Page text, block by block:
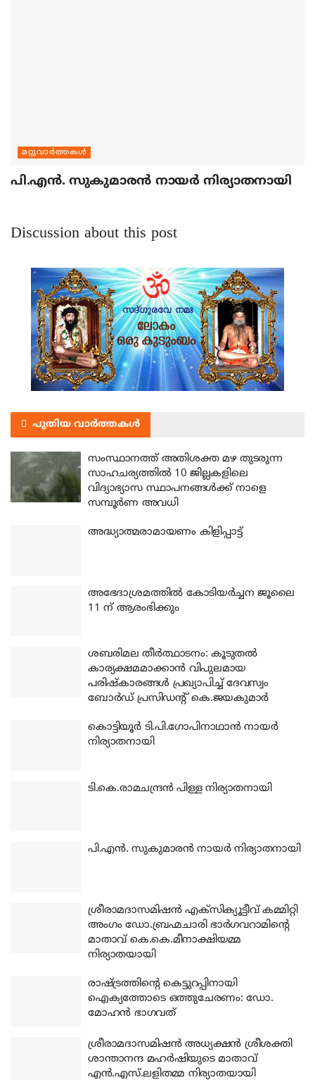
മറ്റുവാര്‍ത്തകള്‍
പി.എന്‍. സുകുമാരന്‍ നായര്‍ നിര്യാതനായി
Discussion about this post
പുതിയ വാർത്തകൾ
സംസ്ഥാനത്ത് അതിശക്ത മഴ തുടരുന്ന
സാഹചര്യത്തിൽ 10 ജില്ലകളിലെ
വിദ്യാഭ്യാസ സ്ഥാപനങ്ങൾക്ക് നാളെ
സമ്പൂർണ അവധി
അദ്ധ്യാത്മരാമായണം കിളിപ്പാട്ട്
അഭേദാശ്രമത്തില്‍ കോടിയര്‍ച്ചന ജൂലൈ
11 ന് ആരംഭിക്കും
ശബരിമല തീര്‍ത്ഥാടനം: കൂടുതല്‍
കാര്യക്ഷമമാക്കാന്‍ വിപുലമായ
പരിഷ്‌കാരങ്ങള്‍ പ്രഖ്യാപിച്ച് ദേവസ്വം
ബോര്‍ഡ് പ്രസിഡന്റ് കെ.ജയകുമാര്‍
കൊട്ടിയൂര്‍ ടി.പി.ഗോപിനാഥാന്‍ നായര്‍
നിര്യാതനായി
ടി.കെ.രാമചന്ദ്രന്‍ പിള്ള നിര്യാതനായി
പി.എന്‍. സുകുമാരന്‍ നായര്‍ നിര്യാതനായി
ശ്രീരാമദാസമിഷന്‍ എക്‌സിക്യൂട്ടീവ് കമ്മിറ്റി
അംഗം ഡോ.ബ്രഹ്മചാരി ഭാര്‍ഗവറാമിന്റെ
മാതാവ് കെ.കെ.മീനാക്ഷിയമ്മ
നിര്യാതയായി
രാഷ്ട്രത്തിന്റെ കെട്ടുറപ്പിനായി
ഐക്യത്തോടെ ഒത്തുചേരണം: ഡോ.
മോഹന്‍ ഭാഗവത്
ശ്രീരാമദാസമിഷന്‍ അധ്യക്ഷന്‍ ശ്രീശക്തി
ശാന്താനന്ദ മഹര്‍ഷിയുടെ മാതാവ്
എന്‍.എസ്.ലളിതമ്മ നിര്യാതയായി